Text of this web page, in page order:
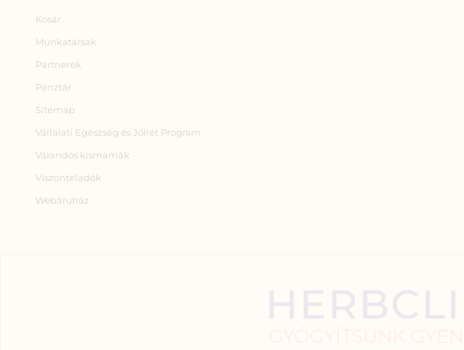
Kosár
Munkatársak
Partnerek
Pénztár
Sitemap
Vállalati Egészség és Jóllét Program
Várandós kismamák
Viszonteladók
Webáruház